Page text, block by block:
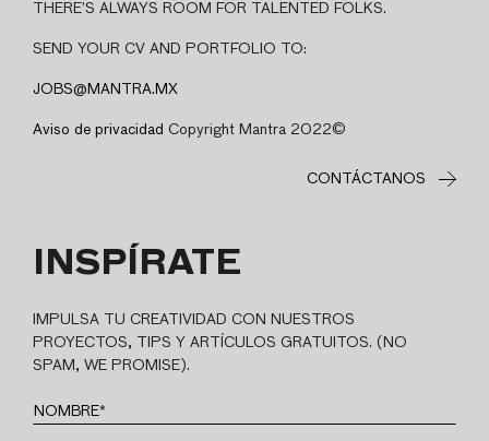
THERE’S ALWAYS ROOM FOR TALENTED FOLKS.
SEND YOUR CV AND PORTFOLIO TO:
JOBS@MANTRA.MX
Aviso de privacidad Copyright Mantra 2022©
CONTÁCTANOS
INSPÍRATE
IMPULSA TU CREATIVIDAD CON NUESTROS
PROYECTOS, TIPS Y ARTÍCULOS GRATUITOS. (NO
SPAM, WE PROMISE).